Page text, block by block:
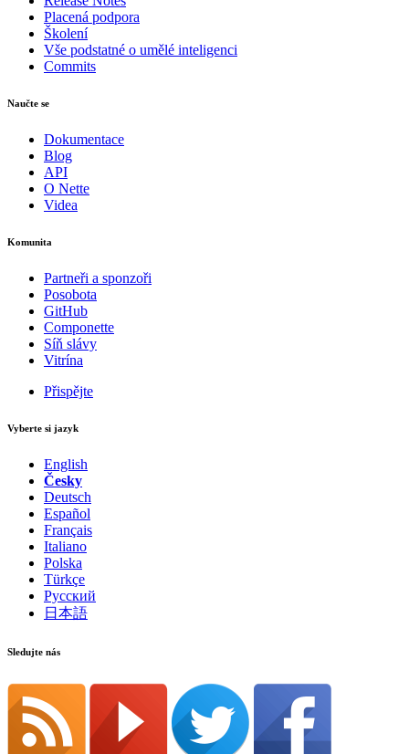
Placená podpora
Školení
Vše podstatné o umělé inteligenci
Commits
Naučte se
Dokumentace
Blog
API
O Nette
Videa
Komunita
Partneři a sponzoři
Posobota
GitHub
Componette
Síň slávy
Vitrína
Přispějte
Vyberte si jazyk
English
Česky
Deutsch
Español
Français
Italiano
Polska
Türkçe
Русский
日本語
Sledujte nás